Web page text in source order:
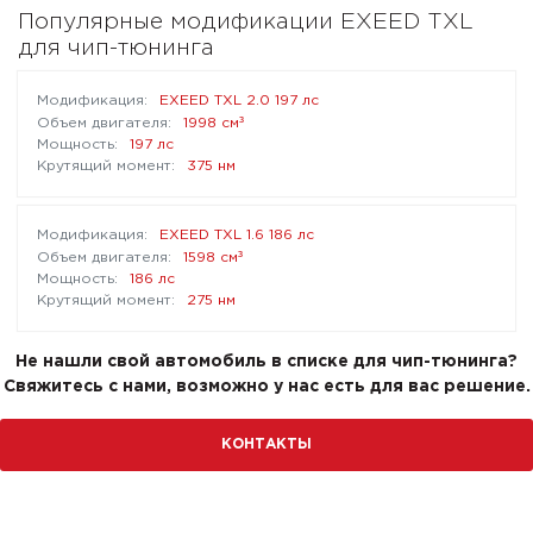
Популярные модификации EXEED TXL
для чип-тюнинга
EXEED TXL 2.0 197 лс
1998 см³
197 лс
375 нм
EXEED TXL 1.6 186 лс
1598 см³
186 лс
275 нм
Не нашли свой автомобиль в списке для чип-тюнинга?
Свяжитесь с нами, возможно у нас есть для вас решение.
КОНТАКТЫ